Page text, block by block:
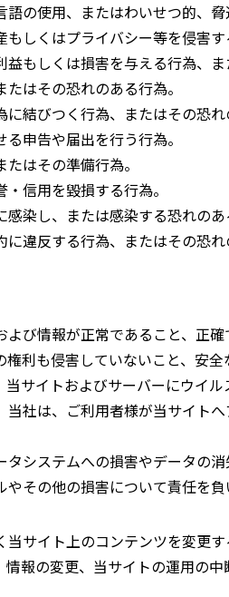
の使用、またはわいせつ的、脅
しくはプライバシー等を侵害
もしくは損害を与える行為、ま
はその恐れのある行為。
結びつく行為、またはその恐れ
申告や届出を行う行為。
はその準備行為。
信用を毀損する行為。
染し、または感染する恐れの
違反する行為、またはその恐れ
よび情報が正常であること、正
権利も侵害していないこと、安
当サイトおよびサーバーにウイ
社は、ご利用者様が当サイト
システムへの損害やデータの
その他の損害について責任を負
サイト上のコンテンツを変更
情報の変更、当サイトの運用の